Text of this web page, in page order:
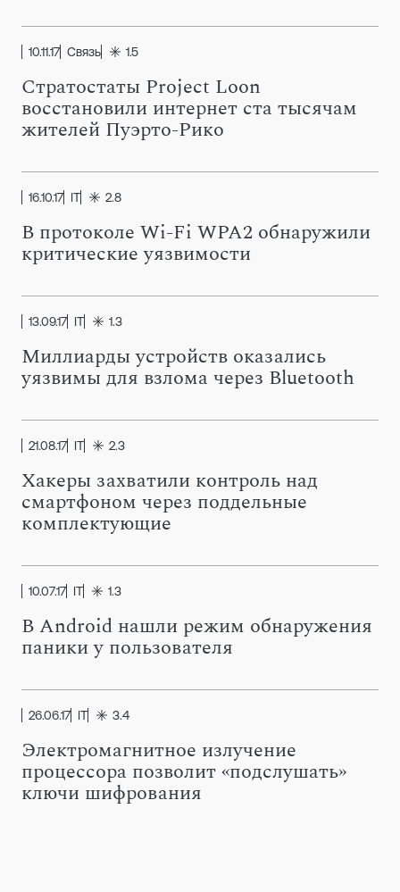
10.11.17 Связь 1.5
Стратостаты Project Loon
восстановили интернет ста тысячам
жителей Пуэрто-Рико
16.10.17 IT 2.8
В протоколе Wi-Fi WPA2 обнаружили
критические уязвимости
13.09.17 IT 1.3
Миллиарды устройств оказались
уязвимы для взлома через Bluetooth
21.08.17 IT 2.3
Хакеры захватили контроль над
смартфоном через поддельные
комплектующие
10.07.17 IT 1.3
В Android нашли режим обнаружения
паники у пользователя
26.06.17 IT 3.4
Электромагнитное излучение
процессора позволит «подслушать»
ключи шифрования